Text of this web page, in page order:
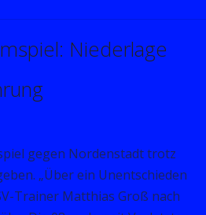
Niederlage
gegen Nordenstadt trotz
„Über ein Unentschieden
Trainer Matthias Groß nach